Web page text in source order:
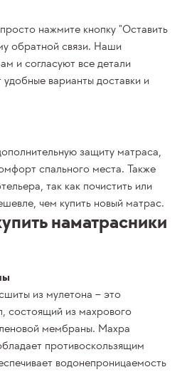
нажмите кнопку "Оставить
обратной связи. Наши
и согласуют все детали
варианты доставки и
защиту матраса,
спального места. Также
так как почистить или
чем купить новый матрас.
наматрасники
из мулетона – это
состоящий из махрового
мембраны. Махра
противоскользящим
водонепроницаемость